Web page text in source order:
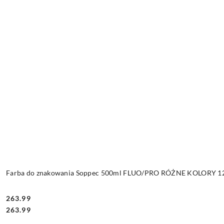
Farba do znakowania Soppec 500ml FLUO/PRO RÓŻNE KOLORY
Cena:
263.99
Cena:
263.99